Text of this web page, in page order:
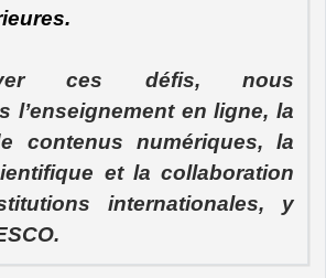
ces défis, nous
l’enseignement en ligne, la
contenus numériques, la
et la collaboration
internationales, y